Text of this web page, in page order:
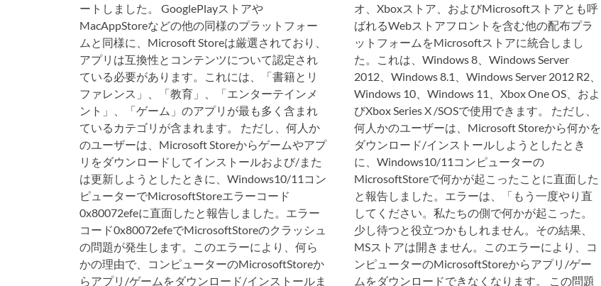
ートしました。 GooglePlayストアや
MacAppStoreなどの他の同様のプラットフォー
ムと同様に、Microsoft Storeは厳選されており、
アプリは互換性とコンテンツについて認定され
ている必要があります。これには、「書籍とリ
ファレンス」、「教育」、「エンターテインメ
ント」、「ゲーム」のアプリが最も多く含まれ
ているカテゴリが含まれます。 ただし、何人か
のユーザーは、Microsoft Storeからゲームやアプ
リをダウンロードしてインストールおよび/また
は更新しようとしたときに、Windows10/11コン
ピューターでMicrosoftStoreエラーコード
0x80072efeに直面したと報告しました。エラー
コード0x80072efeでMicrosoftStoreのクラッシュ
の問題が発生します。このエラーにより、何ら
かの理由で、コンピューターのMicrosoftStoreか
らアプリ/ゲームをダウンロード/インストールま
オ、Xboxストア、およびMicrosoftストアとも呼
ばれるWebストアフロントを含む他の配布プラ
ットフォームをMicrosoftストアに統合しまし
た。これは、Windows 8、Windows Server
2012、Windows 8.1、Windows Server 2012 R2、
Windows 10、Windows 11、Xbox One OS、およ
びXbox Series X /SOSで使用できます。 ただし、
何人かのユーザーは、Microsoft Storeから何かを
ダウンロード/インストールしようとしたとき
に、Windows10/11コンピューターの
MicrosoftStoreで何かが起こったことに直面した
と報告しました。エラーは、「もう一度やり直
してください。私たちの側で何かが起こった。
少し待つと役立つかもしれません。その結果、
MSストアは開きません。このエラーにより、コ
ンピューターのMicrosoftStoreからアプリ/ゲー
ムをダウンロードできなくなります。 この問題